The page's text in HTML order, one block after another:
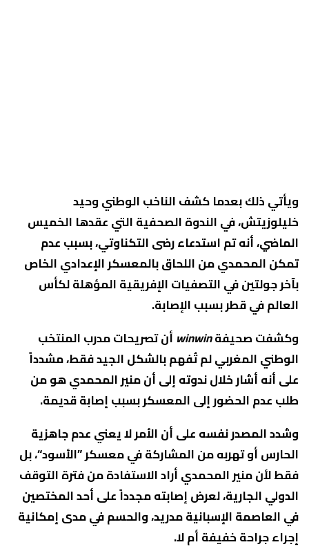
ويأتي ذلك بعدما كشف الناخب الوطني وحيد
خليلوزيتش، في الندوة الصحفية التي عقدها الخميس
الماضي، أنه تم استدعاء رضى التكناوتي، بسبب عدم
تمكن المحمدي من اللحاق بالمعسكر الإعدادي الخاص
بآخر جولتين في التصفيات الإفريقية المؤهلة لكأس
العالم في قطر بسبب الإصابة.
وكشفت صحيفةwinwin أن تصريحات مدرب المنتخب
الوطني المغربي لم تُفهم بالشكل الجيد فقط، مشدداً
على أنه أشار خلال ندوته إلى أن منير المحمدي هو من
طلب عدم الحضور إلى المعسكر بسبب إصابة قديمة.
وشدد المصدر نفسه على أن الأمر لا يعني عدم جاهزية
الحارس أو تهربه من المشاركة في معسكر ”الأسود“، بل
فقط لأن منير المحمدي أراد الاستفادة من فترة التوقف
الدولي الجارية، لعرض إصابته مجدداً على أحد المختصين
في العاصمة الإسبانية مدريد، والحسم في مدى إمكانية
إجراء جراحة خفيفة أم لا.